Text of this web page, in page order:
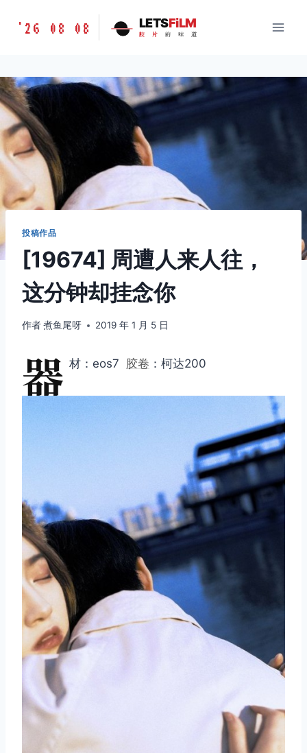
胶
味
道
LETSFILM
'26 08 08 LETSFiLM
胶 片 的 味 道
投稿作品
[19674] 周遭人来人往，
这分钟却挂念你
作者煮鱼尾呀 2019 年 1 月 5 日
器 材：eos7 胶卷 ：柯达200